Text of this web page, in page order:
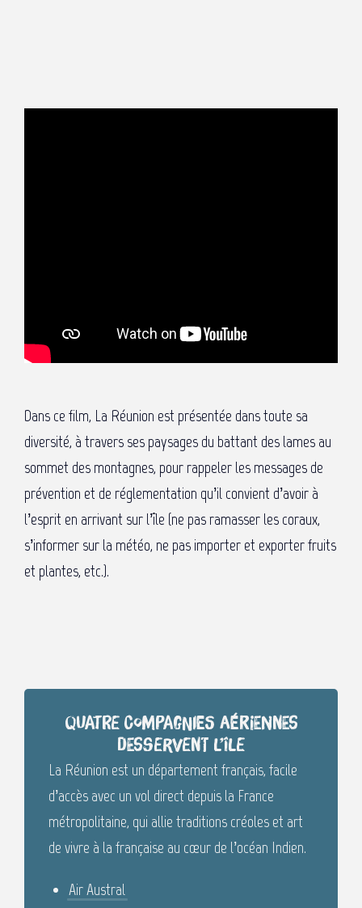
Dans ce film, La Réunion est présentée dans toute sa
diversité, à travers ses paysages du battant des lames au
sommet des montagnes, pour rappeler les messages de
prévention et de réglementation qu’il convient d’avoir à
l’esprit en arrivant sur l’île (ne pas ramasser les coraux,
s’informer sur la météo, ne pas importer et exporter fruits
et plantes, etc.).
Quatre compagnies aériennes
desservent l’île
La Réunion est un département français, facile
d’accès avec un vol direct depuis la France
métropolitaine, qui allie traditions créoles et art
de vivre à la française au cœur de l’océan Indien.
Air Austral